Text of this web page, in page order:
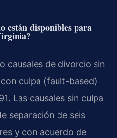
están disponibles para
causales de divorcio sin
culpa (fault-based)
. Las causales sin culpa
separación de seis
y con acuerdo de